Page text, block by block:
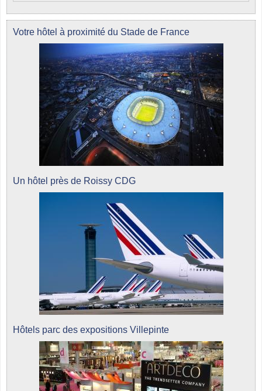
Votre hôtel à proximité du Stade de France
Un hôtel près de Roissy CDG
Hôtels parc des expositions Villepinte